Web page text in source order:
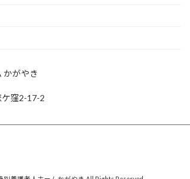
かがやき
窪2-17-2